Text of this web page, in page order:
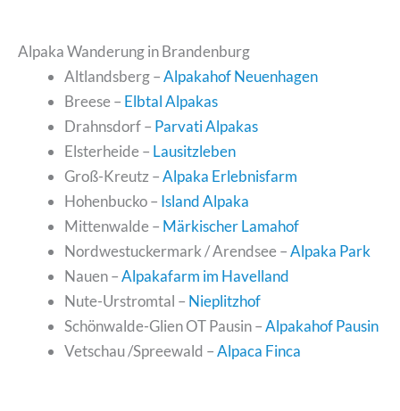
Alpaka Wanderung in Brandenburg
Altlandsberg –Alpakahof Neuenhagen
Breese – Elbtal Alpakas
Drahnsdorf – Parvati Alpakas
Elsterheide – Lausitzleben
Groß-Kreutz –Alpaka Erlebnisfarm
Hohenbucko – Island Alpaka
Mittenwalde – Märkischer Lamahof
Nordwestuckermark / Arendsee –Alpaka Park
Nauen –Alpakafarm im Havelland
Nute-Urstromtal – Nieplitzhof
Schönwalde-Glien OT Pausin –Alpakahof Pausin
Vetschau /Spreewald –Alpaca Finca